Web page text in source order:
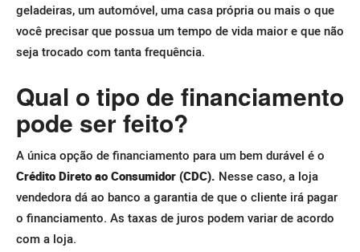
geladeiras, um automóvel, uma casa própria ou mais o que
você precisar que possua um tempo de vida maior e que não
seja trocado com tanta frequência.
Qual o tipo de financiamento
pode ser feito?
A única opção de financiamento para um bem durável é o
Crédito Direto ao Consumidor (CDC). Nesse caso, a loja
vendedora dá ao banco a garantia de que o cliente irá pagar
o financiamento. As taxas de juros podem variar de acordo
com a loja.